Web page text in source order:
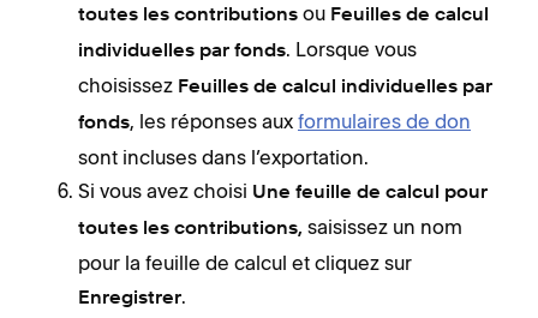
toutes les contributions ou Feuilles de calcul
individuelles par fonds. Lorsque vous
choisissez Feuilles de calcul individuelles par
fonds, les réponses aux formulaires de don
sont incluses dans l’exportation.
Si vous avez choisi Une feuille de calcul pour
toutes les contributions, saisissez un nom
pour la feuille de calcul et cliquez sur
Enregistrer.